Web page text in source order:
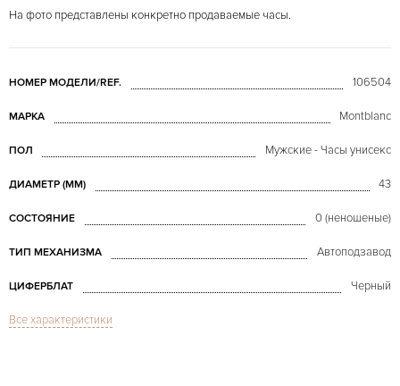
На фото представлены конкретно продаваемые часы.
НОМЕР МОДЕЛИ/REF. 106504
МАРКА Montblanc
ПОЛ Мужские - Часы унисекс
ДИАМЕТР (MM) 43
СОСТОЯНИЕ 0 (неношеные)
ТИП МЕХАНИЗМА Автоподзавод
ЦИФЕРБЛАТ Черный
СТЕКЛО
Все характеристики